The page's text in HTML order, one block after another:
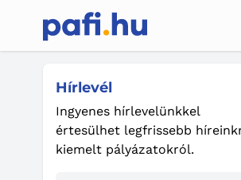
Hírlevél
Ingyenes hírlevelünkkel
értesülhet legfrissebb
kiemelt pályázatokról.